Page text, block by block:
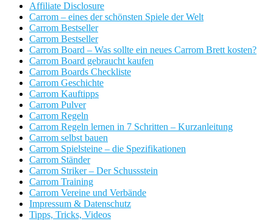
Affiliate Disclosure
Carrom – eines der schönsten Spiele der Welt
Carrom Bestseller
Carrom Bestseller
Carrom Board – Was sollte ein neues Carrom Brett kosten?
Carrom Board gebraucht kaufen
Carrom Boards Checkliste
Carrom Geschichte
Carrom Kauftipps
Carrom Pulver
Carrom Regeln
Carrom Regeln lernen in 7 Schritten – Kurzanleitung
Carrom selbst bauen
Carrom Spielsteine – die Spezifikationen
Carrom Ständer
Carrom Striker – Der Schussstein
Carrom Training
Carrom Vereine und Verbände
Impressum & Datenschutz
Tipps, Tricks, Videos